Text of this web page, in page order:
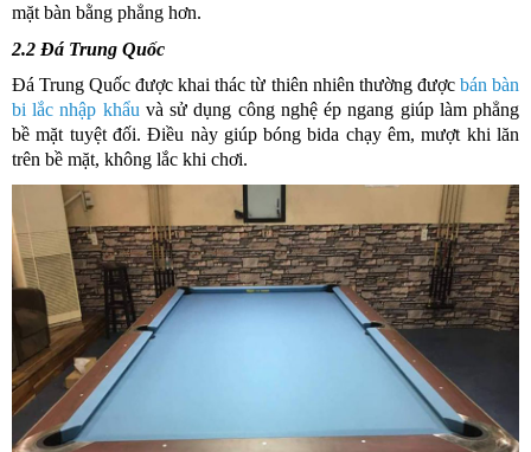
mặt bàn bằng phẳng hơn.
2.2 Đá Trung Quốc
Đá Trung Quốc được khai thác từ thiên nhiên thường được bán bàn
bi lắc nhập khẩu và sử dụng công nghệ ép ngang giúp làm phẳng
bề mặt tuyệt đối. Điều này giúp bóng bida chạy êm, mượt khi lăn
trên bề mặt, không lắc khi chơi.